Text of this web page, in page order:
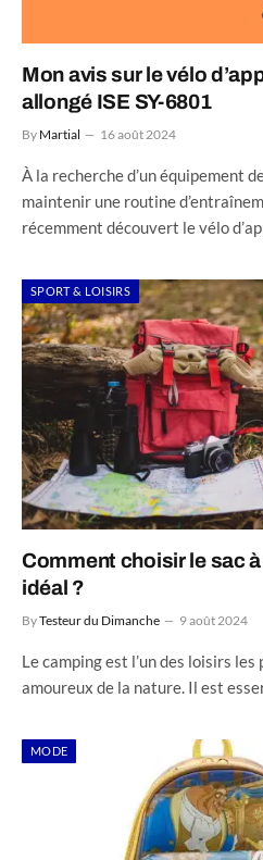
Mon avis sur le vélo
allongé ISE SY-6801
By Martial 16 août 2024
À la recherche d’un équipement
maintenir une routine
récemment découvert le vélo
SPORT & LOISIRS
Comment choisir le sac
idéal ?
ByTesteur du Dimanche 9 août 2024
Le camping est l’un des loisirs
amoureux de la nature. Il est
MODE